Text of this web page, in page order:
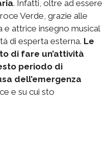
. Infatti, oltre ad essere
Verde, grazie alle
attrice insegno musical
di esperta esterna. Le
di fare un’attività
periodo di
dell’emergenza
e su cui sto